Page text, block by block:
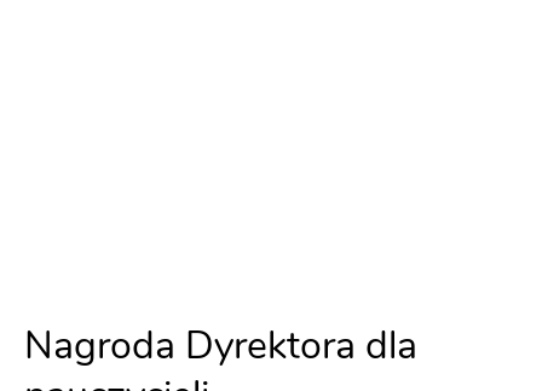
Nagroda Dyrektora dla